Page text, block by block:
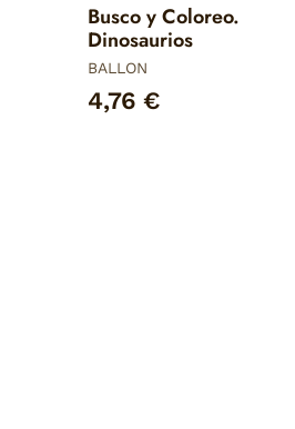
Busco y Coloreo.
Dinosaurios
BALLON
4,76 €